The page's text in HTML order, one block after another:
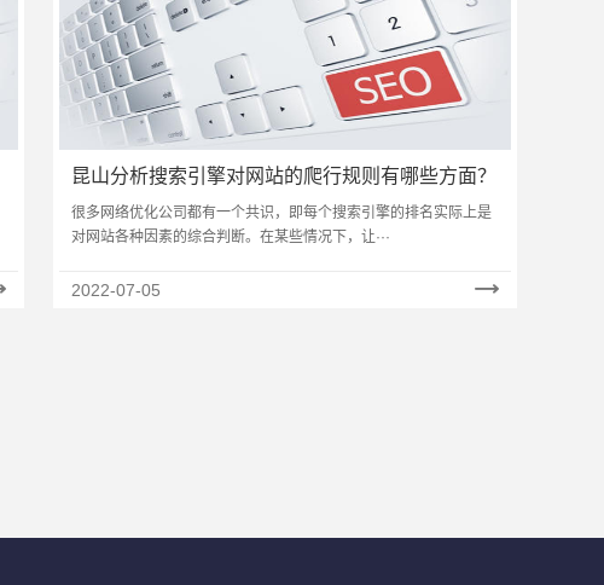
昆山分析搜索引擎对网站的爬行规则有哪些方面？
很多网络优化公司都有一个共识，即每个搜索引擎的排名实际上是
对网站各种因素的综合判断。在某些情况下，让···
2022-07-05